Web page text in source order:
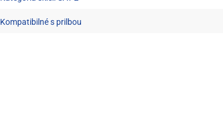
Kompatibilné s prilbou